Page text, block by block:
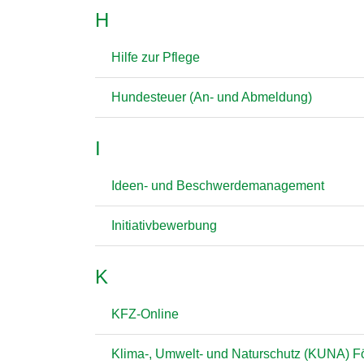
H
Hilfe zur Pflege
Hundesteuer (An- und Abmeldung)
I
Ideen- und Beschwerdemanagement
Initiativbewerbung
K
KFZ-Online
Klima-, Umwelt- und Naturschutz (KUNA)